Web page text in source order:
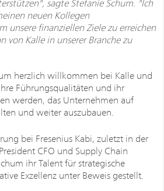
sagte Stefanie Schum. "Ich
neuen Kollegen
unsere finanziellen Ziele zu erreichen
von Kalle in unserer Branche zu
herzlich willkommen bei Kalle und
Führungsqualitäten und ihr
werden, das Unternehmen auf
und weiter auszubauen.
bei Fresenius Kabi, zuletzt in der
CFO und Supply Chain
ihr Talent für strategische
Exzellenz unter Beweis gestellt.